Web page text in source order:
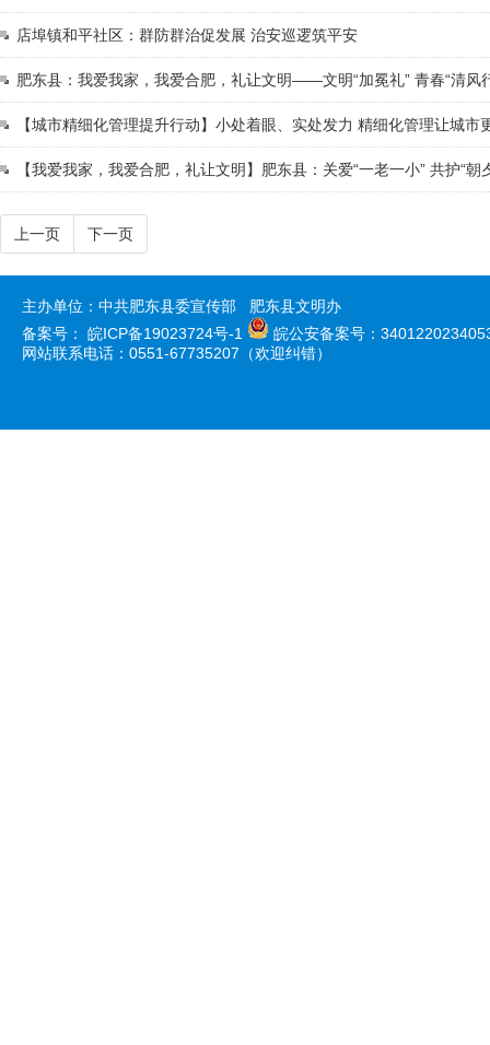
店埠镇和平社区：群防群治促发展 治安巡逻筑平安
肥东县：我爱我家，我爱合肥，礼让文明——文明“加冕礼” 青春“清风
【城市精细化管理提升行动】小处着眼、实处发力 精细化管理让城市
【我爱我家，我爱合肥，礼让文明】肥东县：关爱“一老一小” 共护“朝
上一页 下一页
主办单位：中共肥东县委宣传部 肥东县文明办
备案号： 皖ICP备19023724号-1
皖公安备案号：
网站联系电话：0551-67735207（欢迎纠错）